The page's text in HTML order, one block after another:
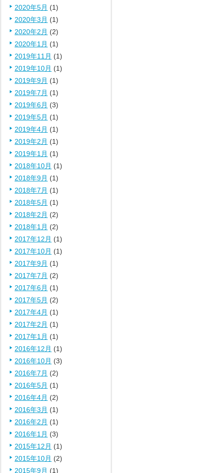
2020年5月 (1)
2020年3月 (1)
2020年2月 (2)
2020年1月 (1)
2019年11月 (1)
2019年10月 (1)
2019年9月 (1)
2019年7月 (1)
2019年6月 (3)
2019年5月 (1)
2019年4月 (1)
2019年2月 (1)
2019年1月 (1)
2018年10月 (1)
2018年9月 (1)
2018年7月 (1)
2018年5月 (1)
2018年2月 (2)
2018年1月 (2)
2017年12月 (1)
2017年10月 (1)
2017年9月 (1)
2017年7月 (2)
2017年6月 (1)
2017年5月 (2)
2017年4月 (1)
2017年2月 (1)
2017年1月 (1)
2016年12月 (1)
2016年10月 (3)
2016年7月 (2)
2016年5月 (1)
2016年4月 (2)
2016年3月 (1)
2016年2月 (1)
2016年1月 (3)
2015年12月 (1)
2015年10月 (2)
2015年9月 (1)